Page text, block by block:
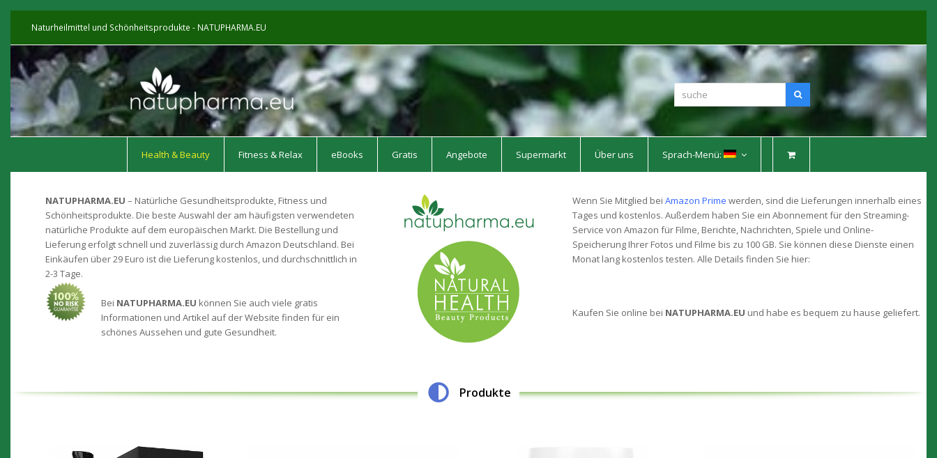
Naturheilmittel und Schönheitsprodukte - NATUPHARMA.EU
suche
Health & Beauty Fitness & Relax eBooks Gratis Angebote Supermarkt Über uns Sprach-Menü:
NATUPHARMA.EU – Natürliche Gesundheitsprodukte, Fitness und
Schönheitsprodukte. Die beste Auswahl der am häufigsten verwendeten
natürliche Produkte auf dem europäischen Markt. Die Bestellung und
Lieferung erfolgt schnell und zuverlässig durch Amazon Deutschland. Bei
Einkäufen über 29 Euro ist die Lieferung kostenlos, und durchschnittlich in
2-3 Tage.
Bei NATUPHARMA.EU können Sie auch viele gratis
Informationen und Artikel auf der Website finden für ein
schönes Aussehen und gute Gesundheit.
Wenn Sie Mitglied beiAmazon Prime werden, sind die Lieferungen innerhalb eines
Tages und kostenlos. Außerdem haben Sie ein Abonnement für den Streaming-
Service von Amazon für Filme, Berichte, Nachrichten, Spiele und Online-
Speicherung Ihrer Fotos und Filme bis zu 100 GB. Sie können diese Dienste einen
Monat lang kostenlos testen. Alle Details finden Sie hier:
Kaufen Sie online bei NATUPHARMA.EU und habe es bequem zu hause geliefert.
Produkte